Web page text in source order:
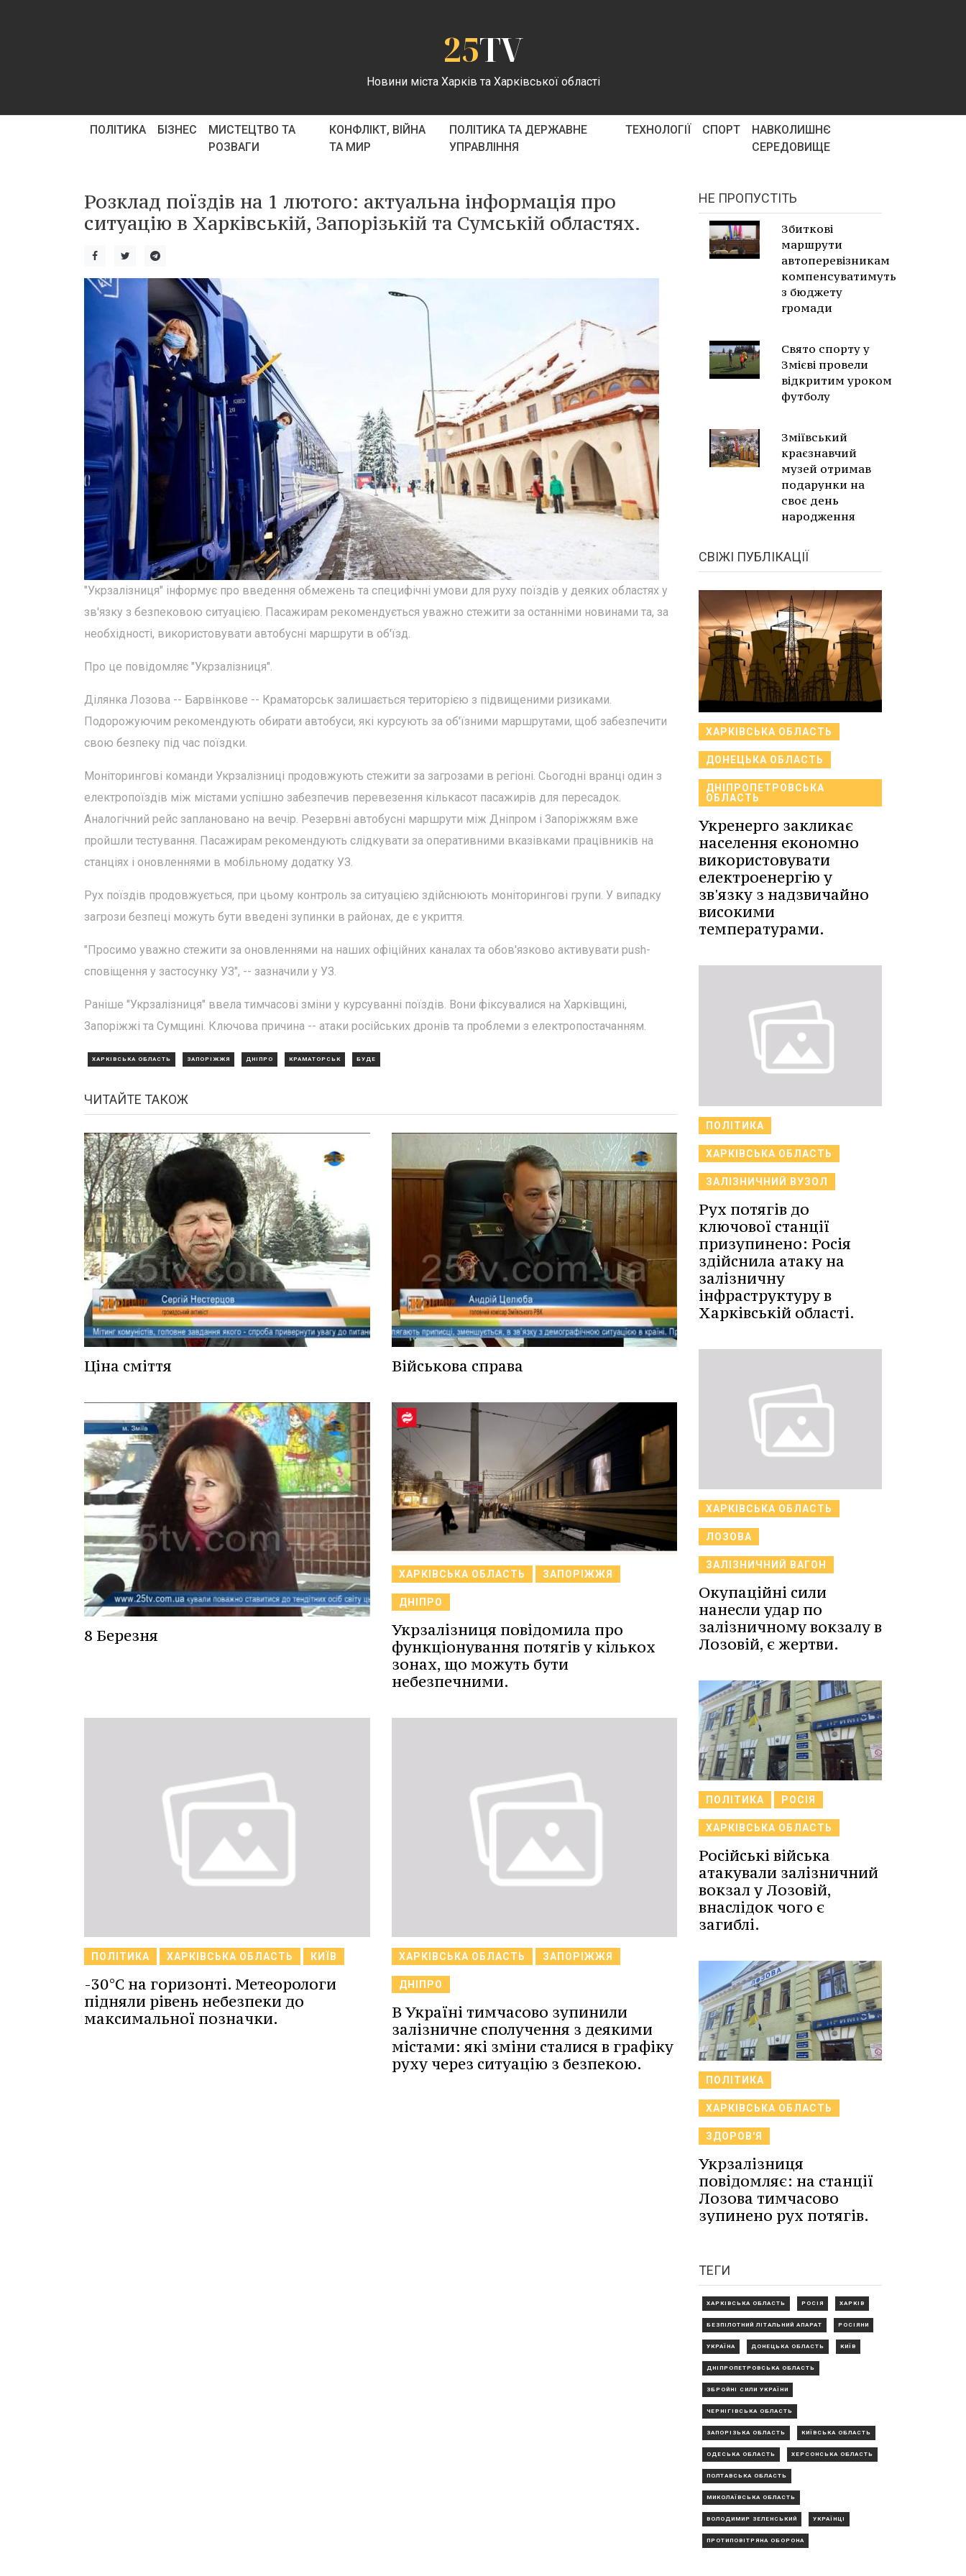
25TV
Новини міста Харків та Харківської області
ПОЛІТИКА БІЗНЕС
МИСТЕЦТВО ТА
РОЗВАГИ
КОНФЛІКТ, ВІЙНА
ТА МИР
ПОЛІТИКА ТА ДЕРЖАВНЕ
УПРАВЛІННЯ
ТЕХНОЛОГІЇ СПОРТ
НАВКОЛИШНЄ
СЕРЕДОВИЩЕ
Розклад поїздів на 1 лютого: актуальна інформація про
ситуацію в Харківській, Запорізькій та Сумській областях.
"Укрзалізниця" інформує про введення обмежень та специфічні умови для руху поїздів у деяких областях у
зв'язку з безпековою ситуацією. Пасажирам рекомендується уважно стежити за останніми новинами та, за
необхідності, використовувати автобусні маршрути в об'їзд.
Про це повідомляє "Укрзалізниця".
Ділянка Лозова -- Барвінкове -- Краматорськ залишається територією з підвищеними ризиками.
Подорожуючим рекомендують обирати автобуси, які курсують за об'їзними маршрутами, щоб забезпечити
свою безпеку під час поїздки.
Моніторингові команди Укрзалізниці продовжують стежити за загрозами в регіоні. Сьогодні вранці один з
електропоїздів між містами успішно забезпечив перевезення кількасот пасажирів для пересадок.
Аналогічний рейс заплановано на вечір. Резервні автобусні маршрути між Дніпром і Запоріжжям вже
пройшли тестування. Пасажирам рекомендують слідкувати за оперативними вказівками працівників на
станціях і оновленнями в мобільному додатку УЗ.
Рух поїздів продовжується, при цьому контроль за ситуацією здійснюють моніторингові групи. У випадку
загрози безпеці можуть бути введені зупинки в районах, де є укриття.
"Просимо уважно стежити за оновленнями на наших офіційних каналах та обов'язково активувати push-
сповіщення у застосунку УЗ", -- зазначили у УЗ.
Раніше "Укрзалізниця" ввела тимчасові зміни у курсуванні поїздів. Вони фіксувалися на Харківщині,
Запоріжжі та Сумщині. Ключова причина -- атаки російських дронів та проблеми з електропостачанням.
ХАРКІВСЬКА ОБЛАСТЬ ЗАПОРІЖЖЯ ДНІПРО КРАМАТОРСЬК БУДЕ
ЧИТАЙТЕ ТАКОЖ
Ціна сміття Військова справа
8 Березня
ХАРКІВСЬКА ОБЛАСТЬ ЗАПОРІЖЖЯ
ДНІПРО
Укрзалізниця повідомила про
функціонування потягів у кількох
зонах, що можуть бути
небезпечними.
ПОЛІТИКА ХАРКІВСЬКА ОБЛАСТЬ КИЇВ
-30°C на горизонті. Метеорологи
підняли рівень небезпеки до
максимальної позначки.
ХАРКІВСЬКА ОБЛАСТЬ ЗАПОРІЖЖЯ
ДНІПРО
В Україні тимчасово зупинили
залізничне сполучення з деякими
містами: які зміни сталися в графіку
руху через ситуацію з безпекою.
НЕ ПРОПУСТІТЬ
Збиткові
маршрути
автоперевізникам
компенсуватимуть
з бюджету
громади
Свято спорту у
Змієві провели
відкритим уроком
футболу
Зміївський
краєзнавчий
музей отримав
подарунки на
своє день
народження
СВІЖІ ПУБЛІКАЦІЇ
ХАРКІВСЬКА ОБЛАСТЬ
ДОНЕЦЬКА ОБЛАСТЬ
ДНІПРОПЕТРОВСЬКА
ОБЛАСТЬ
Укренерго закликає
населення економно
використовувати
електроенергію у
зв'язку з надзвичайно
високими
температурами.
ПОЛІТИКА
ХАРКІВСЬКА ОБЛАСТЬ
ЗАЛІЗНИЧНИЙ ВУЗОЛ
Рух потягів до
ключової станції
призупинено: Росія
здійснила атаку на
залізничну
інфраструктуру в
Харківській області.
ХАРКІВСЬКА ОБЛАСТЬ
ЛОЗОВА
ЗАЛІЗНИЧНИЙ ВАГОН
Окупаційні сили
нанесли удар по
залізничному вокзалу в
Лозовій, є жертви.
ПОЛІТИКА РОСІЯ
ХАРКІВСЬКА ОБЛАСТЬ
Російські війська
атакували залізничний
вокзал у Лозовій,
внаслідок чого є
загиблі.
ПОЛІТИКА
ХАРКІВСЬКА ОБЛАСТЬ
ЗДОРОВ'Я
Укрзалізниця
повідомляє: на станції
Лозова тимчасово
зупинено рух потягів.
ТЕГИ
ХАРКІВСЬКА ОБЛАСТЬ РОСІЯ ХАРКІВ
БЕЗПІЛОТНИЙ ЛІТАЛЬНИЙ АПАРАТ РОСІЯНИ
УКРАЇНА ДОНЕЦЬКА ОБЛАСТЬ КИЇВ
ДНІПРОПЕТРОВСЬКА ОБЛАСТЬ
ЗБРОЙНІ СИЛИ УКРАЇНИ
ЧЕРНІГІВСЬКА ОБЛАСТЬ
ЗАПОРІЗЬКА ОБЛАСТЬ КИЇВСЬКА ОБЛАСТЬ
ОДЕСЬКА ОБЛАСТЬ ХЕРСОНСЬКА ОБЛАСТЬ
ПОЛТАВСЬКА ОБЛАСТЬ
МИКОЛАЇВСЬКА ОБЛАСТЬ
ВОЛОДИМИР ЗЕЛЕНСЬКИЙ УКРАЇНЦІ
ПРОТИПОВІТРЯНА ОБОРОНА